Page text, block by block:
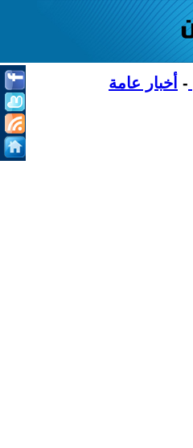
- أخبار عامة